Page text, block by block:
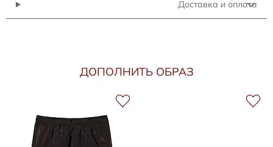
Доставка и оплата
ДОПОЛНИТЬ ОБРАЗ